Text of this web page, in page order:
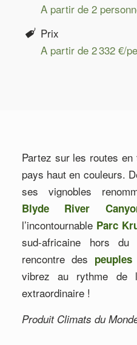
A partir de 2
Prix
A partir de 2 332 €/
Partez sur les routes
pays haut en couleurs.
ses vignobles
Blyde River
l’incontournable Parc
sud-africaine hors
rencontre des
vibrez au rythme de
extraordinaire !
Produit Climats du